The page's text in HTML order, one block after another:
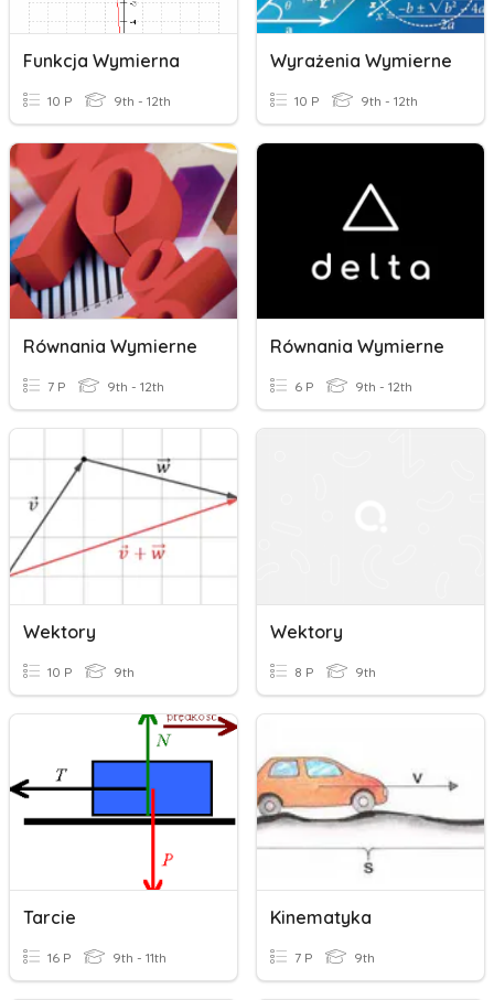
Funkcja Wymierna
10 P 9th - 12th
Wyrażenia Wymierne
10 P 9th - 12th
Równania Wymierne
7 P 9th - 12th
Równania Wymierne
6 P 9th - 12th
Wektory
10 P 9th
Wektory
8 P 9th
Tarcie
16 P 9th - 11th
Kinematyka
7 P 9th